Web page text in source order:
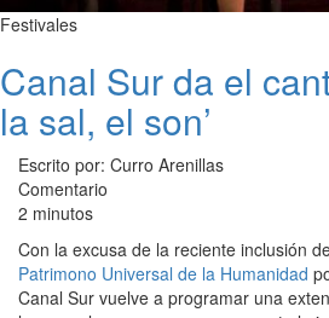
Festivales
Canal Sur da el
la sal, el son’
Escrito por: Curro Arenillas
Comentario
2 minutos
Con la excusa de la reciente inclusión
Patrimono Universal de la Humanidad
Canal Sur vuelve a programar una